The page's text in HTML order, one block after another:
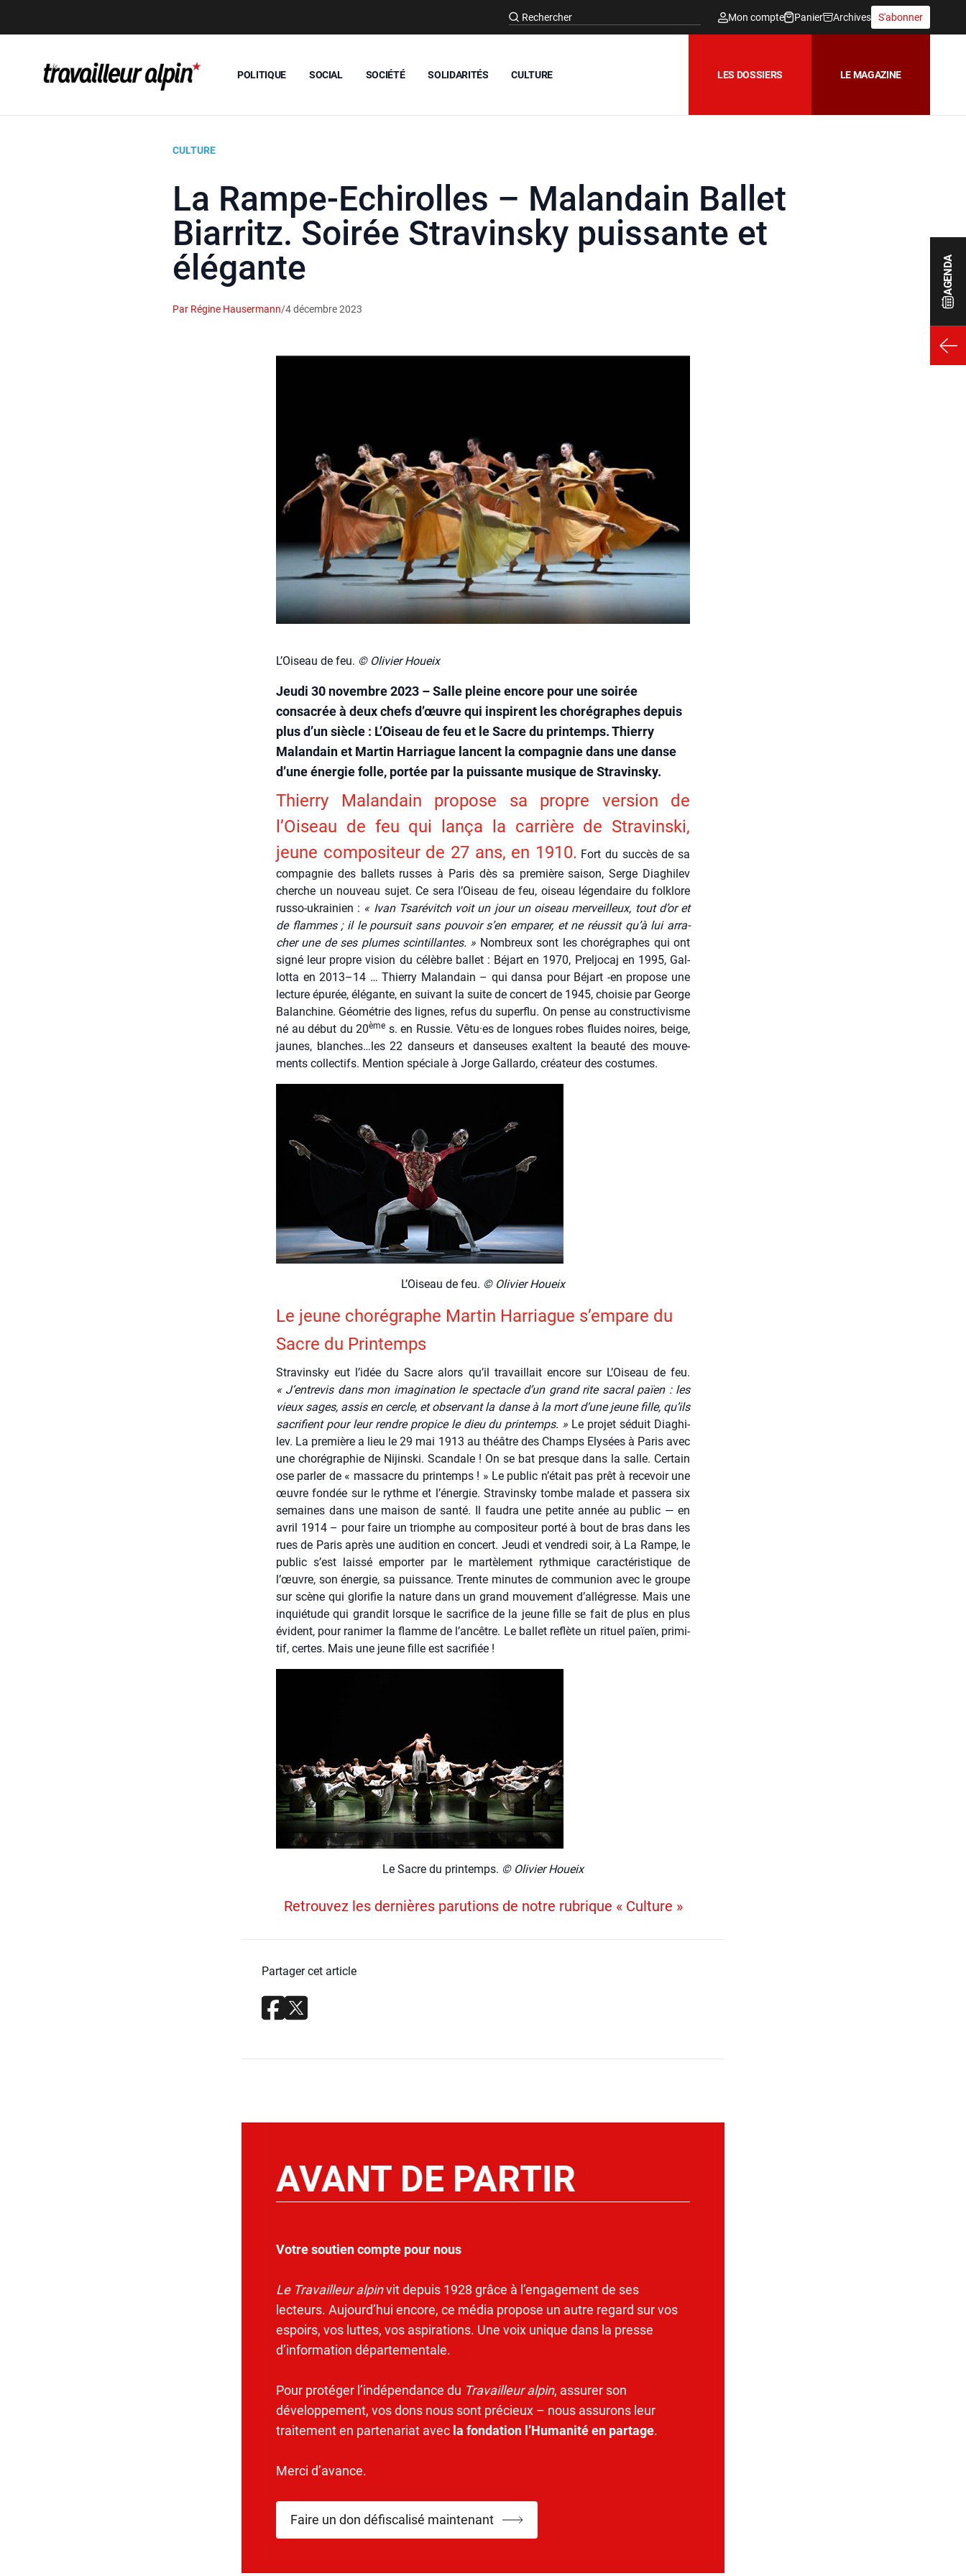
AGENDA
Mon compte Panier Archives S'abonner
POLITIQUE SOCIAL SOCIÉTÉ SOLIDARITÉS CULTURE LES DOSSIERS LE MAGAZINE
CULTURE
La Rampe-Echirolles – Malandain Ballet
Biarritz. Soirée Stravinsky puissante et
élégante
Par Régine Hausermann/4 décembre 2023
L’Oiseau de feu. © Olivier Houeix
Jeudi 30 novembre 2023 – Salle pleine encore pour une soirée
consacrée à deux chefs d’œuvre qui inspirent les chorégraphes depuis
plus d’un siècle : L’Oiseau de feu et le Sacre du printemps. Thierry
Malandain et Martin Harriague lancent la compagnie dans une danse
d’une énergie folle, portée par la puissante musique de Stravinsky.
Thier­ry Malan­dain pro­pose sa propre ver­sion de
l’Oiseau de feu qui lan­ça la car­rière de Stra­vins­ki,
jeune com­po­si­teur de 27 ans, en 1910. Fort du suc­cès de sa
com­pa­gnie des bal­lets russes à Paris dès sa pre­mière sai­son, Serge Dia­ghi­lev
cherche un nou­veau sujet. Ce sera l’Oiseau de feu, oiseau légen­daire du folk­lore
rus­so-ukrai­nien : « Ivan Tsa­ré­vitch voit un jour un oiseau mer­veilleux, tout d’or et
de flammes ; il le pour­suit sans pou­voir s’en empa­rer, et ne réus­sit qu’à lui arra­
cher une de ses plumes scin­tillantes. » Nom­breux sont les cho­ré­graphes qui ont
signé leur propre vision du célèbre bal­let : Béjart en 1970, Prel­jo­caj en 1995, Gal­
lot­ta en 2013–14 … Thier­ry Malan­dain – qui dan­sa pour Béjart ‑en pro­pose une
lec­ture épu­rée, élé­gante, en sui­vant la suite de concert de 1945, choi­sie par George
Balan­chine. Géo­mé­trie des lignes, refus du super­flu. On pense au construc­ti­visme
né au début du 20ème s. en Rus­sie. Vêtu·es de longues robes fluides noires, beige,
jaunes, blanches…les 22 dan­seurs et dan­seuses exaltent la beau­té des mou­ve­
ments col­lec­tifs. Men­tion spé­ciale à Jorge Gal­lar­do, créa­teur des cos­tumes.
L’Oi­seau de feu. © Oli­vier Houeix
Le jeune cho­ré­graphe Mar­tin Har­riague s’empare du
Sacre du Prin­temps
Stra­vins­ky eut l’idée du Sacre alors qu’il tra­vaillait encore sur L’Oiseau de feu.
« J’en­tre­vis dans mon ima­gi­na­tion le spec­tacle d’un grand rite sacral païen : les
vieux sages, assis en cercle, et obser­vant la danse à la mort d’une jeune fille, qu’ils
sacri­fient pour leur rendre pro­pice le dieu du prin­temps. » Le pro­jet séduit Dia­ghi­
lev. La pre­mière a lieu le 29 mai 1913 au théâtre des Champs Ely­sées à Paris avec
une cho­ré­gra­phie de Nijins­ki. Scan­dale ! On se bat presque dans la salle. Cer­tain
ose par­ler de « mas­sacre du prin­temps ! » Le public n’était pas prêt à rece­voir une
œuvre fon­dée sur le rythme et l’énergie. Stra­vins­ky tombe malade et pas­se­ra six
semaines dans une mai­son de san­té. Il fau­dra une petite année au public — en
avril 1914 – pour faire un triomphe au com­po­si­teur por­té à bout de bras dans les
rues de Paris après une audi­tion en concert. Jeu­di et ven­dre­di soir, à La Rampe, le
public s’est lais­sé empor­ter par le mar­tè­le­ment ryth­mique carac­té­ris­tique de
l’œuvre, son éner­gie, sa puis­sance. Trente minutes de com­mu­nion avec le groupe
sur scène qui glo­ri­fie la nature dans un grand mou­ve­ment d’allégresse. Mais une
inquié­tude qui gran­dit lorsque le sacri­fice de la jeune fille se fait de plus en plus
évident, pour rani­mer la flamme de l’ancêtre. Le bal­let reflète un rituel païen, pri­mi­
tif, certes. Mais une jeune fille est sacri­fiée !
Le Sacre du prin­temps. © Oli­vier Houeix
Retrouvez les dernières parutions de notre rubrique « Culture »
Partager cet article
AVANT DE PARTIR
Votre soutien compte pour nous
Le Travailleur alpinvit depuis 1928 grâce à l’engagement de ses
lecteurs. Aujourd’hui encore, ce média propose un autre regard sur vos
espoirs, vos luttes, vos aspirations. Une voix unique dans la presse
d’information départementale.
Pour protéger l’indépendance du Travailleur alpin, assurer son
développement, vos dons nous sont précieux – nous assurons leur
traitement en partenariat avec la fondation l’Humanité en partage.
Merci d’avance.
Faire un don défiscalisé maintenant